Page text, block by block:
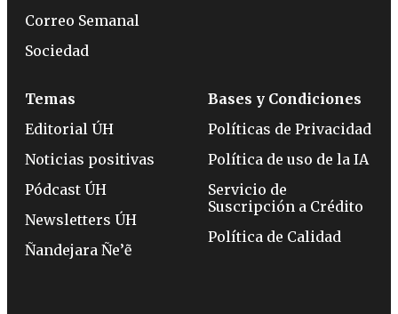
Correo Semanal
Sociedad
Temas
Editorial ÚH
Noticias positivas
Pódcast ÚH
Newsletters ÚH
Ñandejara Ñe’ẽ
Bases y Condiciones
Políticas de Privacidad
Política de uso de la IA
Servicio de
Suscripción a Crédito
Política de Calidad